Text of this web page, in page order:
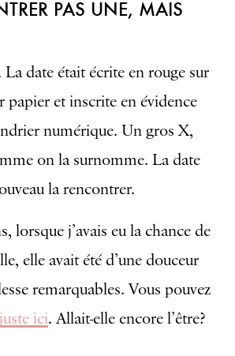
PAS UNE, MAIS
date était écrite en rouge sur
papier et inscrite en évidence
numérique. Un gros X,
on la surnomme. La date
la rencontrer.
lorsque j’avais eu la chance de
elle avait été d’une douceur
remarquables. Vous pouvez
juste ici. Allait-elle encore l’être?